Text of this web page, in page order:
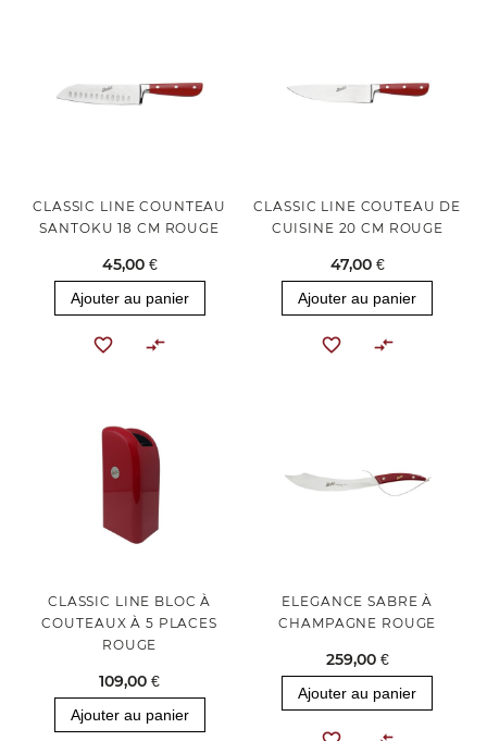
CLASSIC LINE COUNTEAU
SANTOKU 18 CM ROUGE
45,00 €
Ajouter au panier
CLASSIC LINE COUTEAU DE
CUISINE 20 CM ROUGE
47,00 €
Ajouter au panier
CLASSIC LINE BLOC À
COUTEAUX À 5 PLACES
ROUGE
109,00 €
Ajouter au panier
ELEGANCE SABRE À
CHAMPAGNE ROUGE
259,00 €
Ajouter au panier